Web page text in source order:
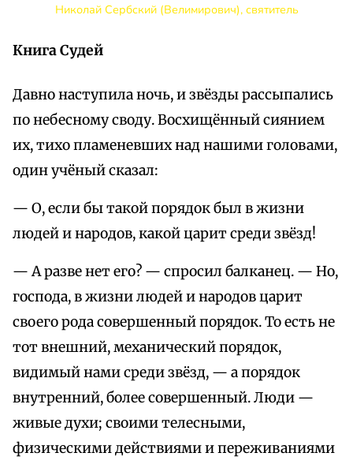
Николай Сербский (Велимирович), святитель
Книга Судей
Давно наступила ночь, и звёзды рассыпались
по небесному своду. Восхищённый сиянием
их, тихо пламеневших над нашими головами,
один учёный сказал:
— О, если бы такой порядок был в жизни
людей и народов, какой царит среди звёзд!
— А разве нет его? — спросил балканец. — Но,
господа, в жизни людей и народов царит
своего рода совершенный порядок. То есть не
тот внешний, механический порядок,
видимый нами среди звёзд, — а порядок
внутренний, более совершенный. Люди —
живые духи; своими телесными,
физическими действиями и переживаниями